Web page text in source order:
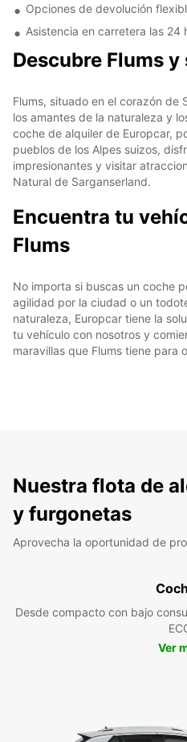
Opciones de devolución
Asistencia en carretera las 24
Descubre Flums
Flums, situado en el corazón de
los amantes de la naturaleza y
coche de alquiler de Europcar,
pueblos de los Alpes suizos,
impresionantes y visitar
Natural de Sarganserland.
Encuentra tu
Flums
No importa si buscas un coche
agilidad por la ciudad o un
naturaleza, Europcar tiene la
tu vehículo con nosotros y
maravillas que Flums tiene para
Nuestra flota de
y furgonetas
Aprovecha la oportunidad de
Desde compacto con bajo
Ver